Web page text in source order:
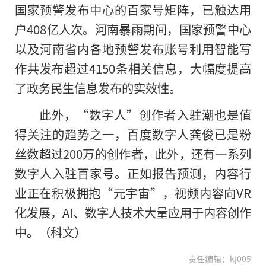
国家预警发布中心的百家号矩阵，已触达用
户408亿人次。河南暴雨期间，国家预警中心
以及河南省内各地预警发布账号利用智能写
作共发布超过4150条相关信息，大幅度提高
了政务民生信息发布的实效性。
此外，“数字人”创作者入驻潮也是值
得关注的趋势之一，百度数字人龚俊已是粉
丝数超过200万的创作者，此外，还有一系列
数字人入驻百家号。正如报告预测，内容行
业正在积极拥抱“元宇宙”，视频内容向VR
化发展，AI、数字人技术大量应用于内容创作
中。（科文）
责任编辑：kj005